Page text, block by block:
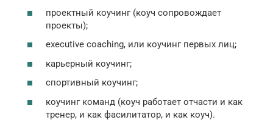
проектный коучинг (коуч сопровождает
проекты);
executive сoaching, или коучинг первых лиц;
карьерный коучинг;
спортивный коучинг;
коучинг команд (коуч работает отчасти и как
тренер, и как фасилитатор, и как коуч).